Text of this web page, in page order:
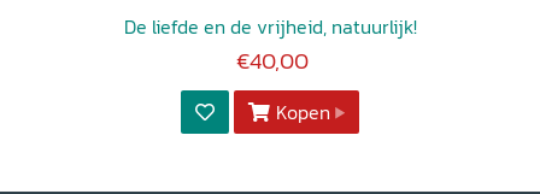
De liefde en de vrijheid, natuurlijk!
€40,00
Kopen